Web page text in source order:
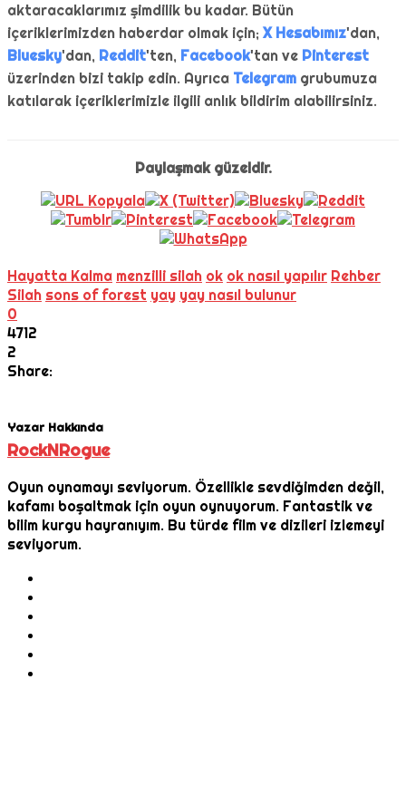
aktaracaklarımız şimdilik bu kadar. Bütün
içeriklerimizden haberdar olmak için; X Hesabımız'dan,
Bluesky'dan, Reddit'ten, Facebook'tan ve Pinterest
üzerinden bizi takip edin. Ayrıca Telegram grubumuza
katılarak içeriklerimizle ilgili anlık bildirim alabilirsiniz.
Paylaşmak güzeldir.
Hayatta Kalma menzilli silah ok ok nasıl yapılır Rehber
Silah sons of forest yay yay nasıl bulunur
0
4712
2
Share:
Yazar Hakkında
RockNRogue
Oyun oynamayı seviyorum. Özellikle sevdiğimden değil,
kafamı boşaltmak için oyun oynuyorum. Fantastik ve
bilim kurgu hayranıyım. Bu türde film ve dizileri izlemeyi
seviyorum.